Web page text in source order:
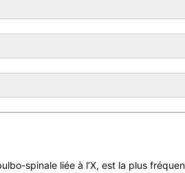
spinale liée à l’X, est la plus